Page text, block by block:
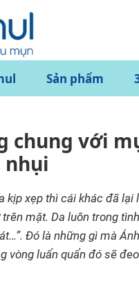
Sản phẩm
chung với
nhụi
kịp xẹp thì cái khác đã
mặt. Da luôn trong
Đó là những gì mà
vòng luẩn quẩn đó sẽ